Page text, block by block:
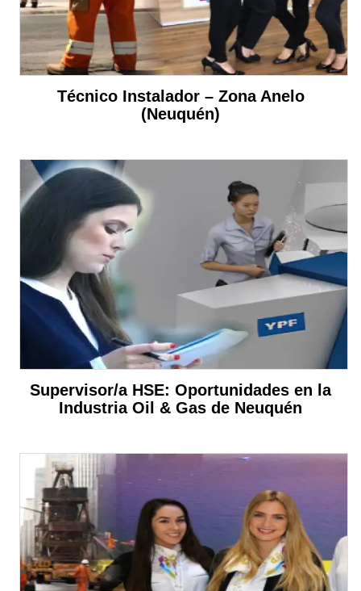
Técnico Instalador – Zona Anelo
(Neuquén)
Supervisor/a HSE: Oportunidades en la
Industria Oil & Gas de Neuquén